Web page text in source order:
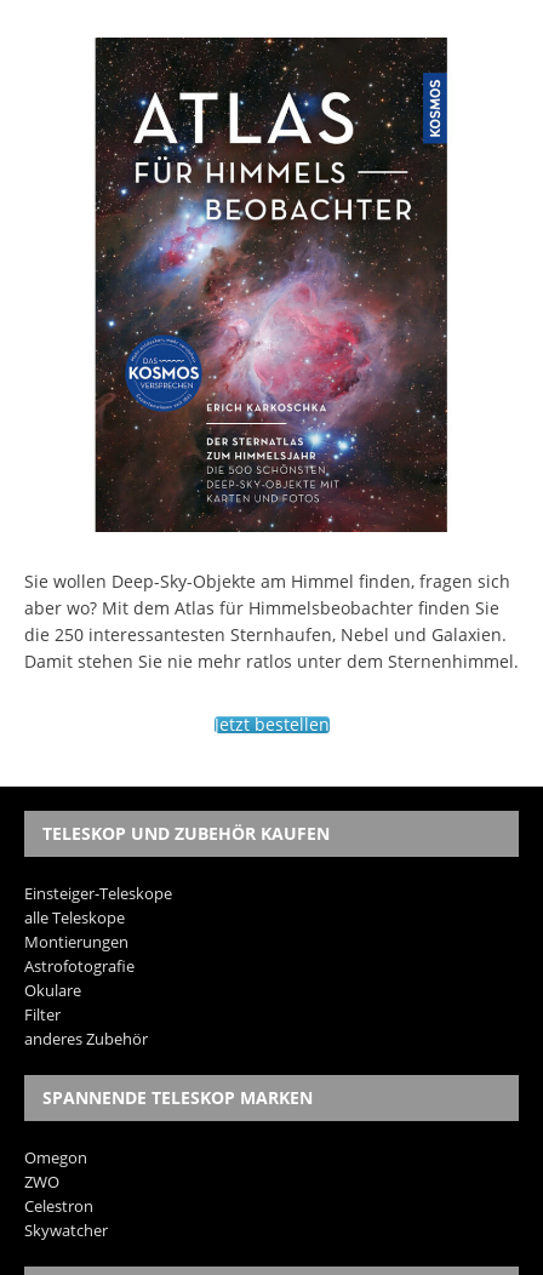
Sie wollen Deep-Sky-Objekte am Himmel finden, fragen sich
aber wo? Mit dem Atlas für Himmelsbeobachter finden Sie
die 250 interessantesten Sternhaufen, Nebel und Galaxien.
Damit stehen Sie nie mehr ratlos unter dem Sternenhimmel.
Jetzt bestellen
TELESKOP UND ZUBEHÖR KAUFEN
Einsteiger-Teleskope
alle Teleskope
Montierungen
Astrofotografie
Okulare
Filter
anderes Zubehör
SPANNENDE TELESKOP MARKEN
Omegon
ZWO
Celestron
Skywatcher